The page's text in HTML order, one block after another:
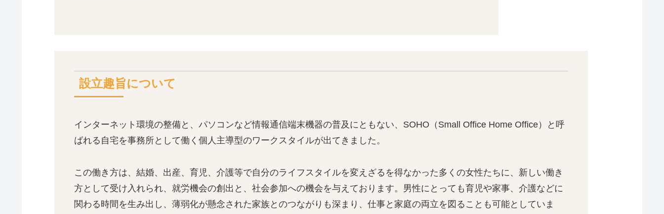
設立趣旨について
インターネット環境の整備と、パソコンなど情報通信端末機器の普及にともない、SOHO（Small Office Home Office）と呼
ばれる自宅を事務所として働く個人主導型のワークスタイルが出てきました。
この働き方は、結婚、出産、育児、介護等で自分のライフスタイルを変えざるを得なかった多くの女性たちに、新しい働き
方として受け入れられ、就労機会の創出と、社会参加への機会を与えております。男性にとっても育児や家事、介護などに
関わる時間を生み出し、薄弱化が懸念された家族とのつながりも深まり、仕事と家庭の両立を図ることも可能としていま